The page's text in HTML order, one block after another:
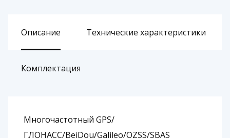
Описание Технические характеристики
Комплектация
Многочастотный GPS/
ГЛОНАСС/BeiDou/Galileo/QZSS/SBAS